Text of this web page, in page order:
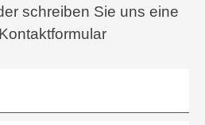
schreiben Sie uns eine